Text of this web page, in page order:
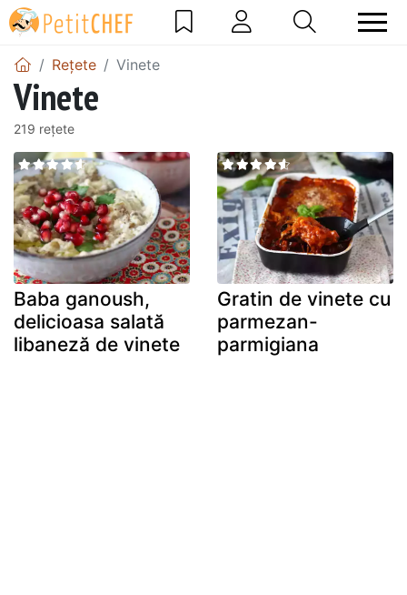
Rețete Vinete
Vinete
219 rețete
Baba ganoush,
delicioasa salată
libaneză de vinete
Gratin de vinete cu
parmezan-
parmigiana